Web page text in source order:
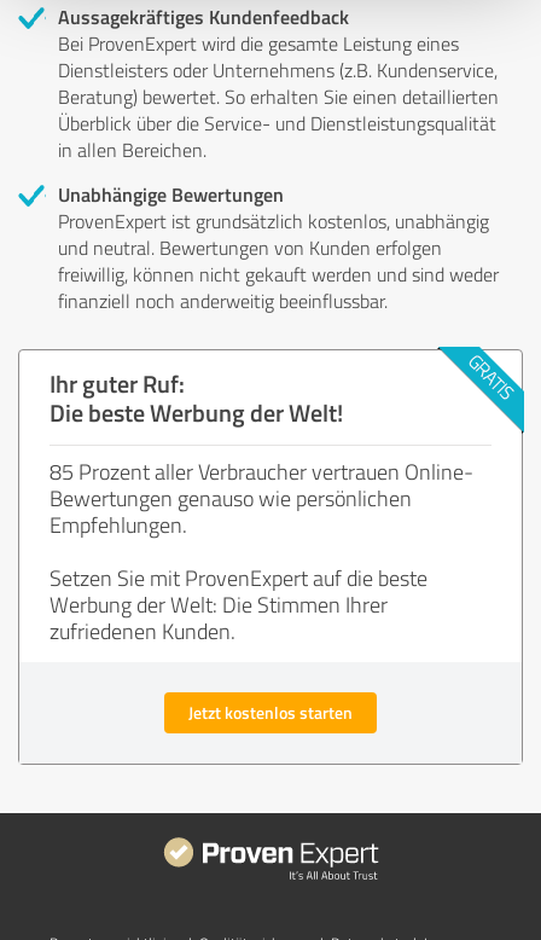
Aussagekräftiges Kundenfeedback
Bei ProvenExpert wird die gesamte Leistung eines
Dienstleisters oder Unternehmens (z.B. Kundenservice,
Beratung) bewertet. So erhalten Sie einen detaillierten
Überblick über die Service- und Dienstleistungsqualität
in allen Bereichen.
Unabhängige Bewertungen
ProvenExpert ist grundsätzlich kostenlos, unabhängig
und neutral. Bewertungen von Kunden erfolgen
freiwillig, können nicht gekauft werden und sind weder
finanziell noch anderweitig beeinflussbar.
Ihr guter Ruf:
Die beste Werbung der Welt!
85 Prozent aller Verbraucher vertrauen Online-
Bewertungen genauso wie persönlichen
Empfehlungen.
Setzen Sie mit ProvenExpert auf die beste
Werbung der Welt: Die Stimmen Ihrer
zufriedenen Kunden.
Jetzt kostenlos starten